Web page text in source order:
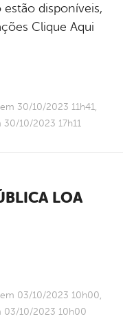
estão disponíveis,
Clique Aqui
30/10/2023 11h41,
10/2023 17h11
LOA
03/10/2023 10h00,
03/10/2023 10h00